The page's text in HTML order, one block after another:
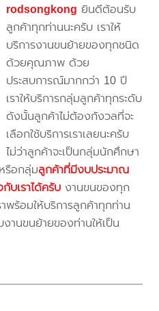
rodsongkong ยินดีต้อนรับ
ลูกค้าทุกท่านนะครับ เราให้
บริการงานขนย้ายของทุกชนิด
ด้วยคุณภาพ ด้วย
ประสบการณ์มากกว่า 10 ปี
เราให้บริการกลุ่มลูกค้าทุกระดับ
ดังนั้นลูกค้าไม่ต้องกังวลที่จะ
เลือกใช้บริการเราเลยนะครับ
ไม่ว่าลูกค้าจะเป็นกลุ่มนักศึกษา
รือกลุ่มลูกค้าที่มีงบประมาณ
บเราได้ครับ งานขนของทุก
าพร้อมให้บริการลูกค้าทุกท่าน
านขนย้ายของท่านให้เป็น